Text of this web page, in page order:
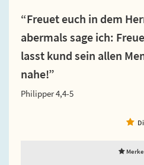
“Freuet euch in dem
abermals sage ich:
lasst kund sein allen
nahe!”
Philipper 4,4-5